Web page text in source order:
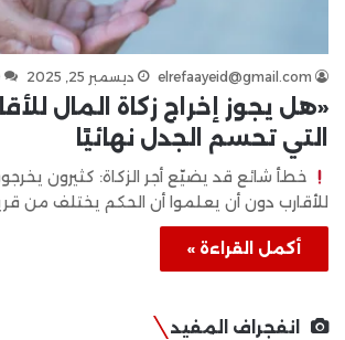
elrefaayeid@gmail.com ديسمبر 25, 2025
«هل يجوز إخراج زكاة المال
التي تحسم الجدل نهائيًا
خطأ شائع قد يضيّع أجر الزكاة: كثيرون
للأقارب دون أن يعلموا أن الحكم يختلف من
أكمل القراءة »
انفجراف المفيد